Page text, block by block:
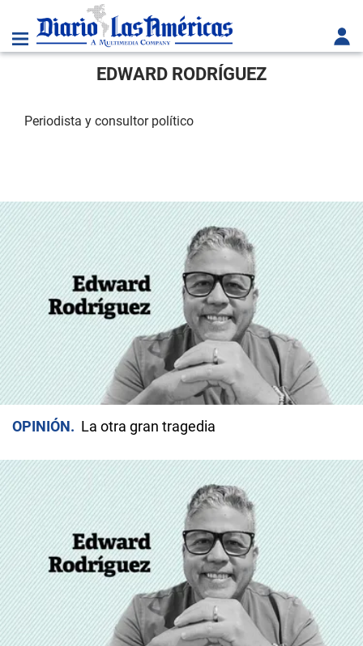
EDWARD RODRÍGUEZ
Periodista y consultor político
OPINIÓN La otra gran tragedia